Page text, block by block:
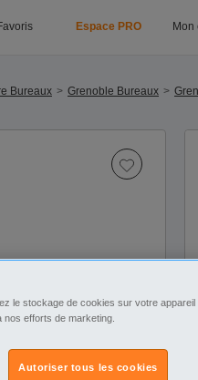
Espace PRO Mon
Bureaux Grenoble Bureaux
le stockage de cookies sur votre appareil
efforts de marketing.
Autoriser tous les cookies